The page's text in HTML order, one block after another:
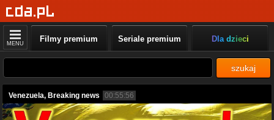
MENU Filmy premium Seriale premium Dla dzieci
szukaj
Venezuela, Breaking news 00:55:56